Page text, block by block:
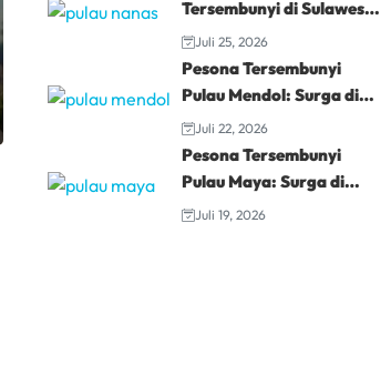
Tersembunyi di Sulawesi
Utara
Juli 25, 2026
Pesona Tersembunyi
Pulau Mendol: Surga di
Riau
Juli 22, 2026
Pesona Tersembunyi
Pulau Maya: Surga di
Kalimantan
Juli 19, 2026